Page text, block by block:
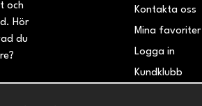
och
Hör
du
Kontakta oss
Mina favoriter
Logga in
Kundklubb